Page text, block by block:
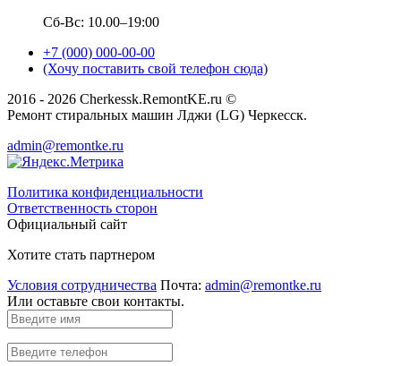
Сб-Вс: 10.00–19:00
+7 (000) 000-00-00
(Хочу поставить свой телефон сюда)
2016 - 2026 Cherkessk.RemontKE.ru ©
Ремонт стиральных машин Лджи (LG) Черкесск.
admin@remontke.ru
Политика конфиденциальности
Ответственность сторон
Официальный сайт
Хотите стать партнером
Условия сотрудничества Почта: admin@remontke.ru
Или оставьте свои контакты.